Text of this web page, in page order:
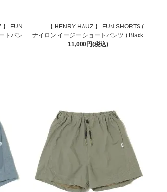
】 FUN
トパン
【 HENRY HAUZ 】 FUN SHORTS (
ナイロン イージー ショートパンツ ) Black
11,000円(税込)